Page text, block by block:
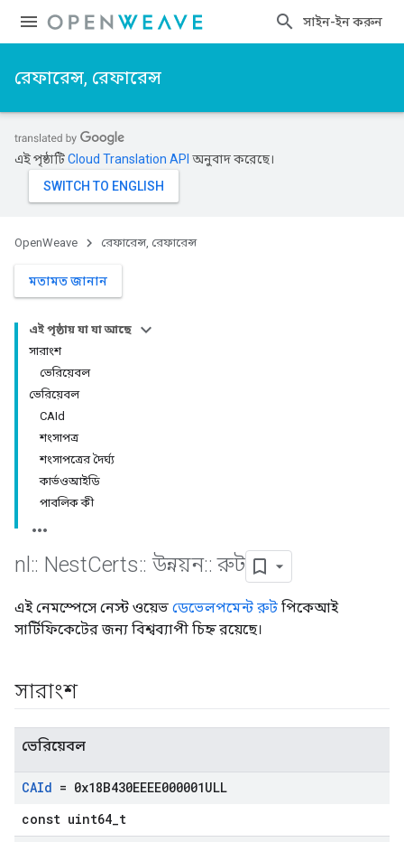
সাইন-ইন করুন
রেফারেন্স, রেফারেন্স
এই পৃষ্ঠাটিCloud Translation API অনুবাদ করেছে।
OpenWeave রেফারেন্স, রেফারেন্স
মতামত জানান
এই পৃষ্ঠায় যা যা আছে
সারাংশ
ভেরিয়েবল
ভেরিয়েবল
CAId
শংসাপত্র
শংসাপত্রের দৈর্ঘ্য
কার্ভওআইডি
পাবলিক কী
nl :: NestCerts:: উন্নয়ন:: রুট
এই নেমস্পেসে নেস্ট ওয়েভ ডেভেলপমেন্ট রুট পিকেআই
সার্টিফিকেটের জন্য বিশ্বব্যাপী চিহ্ন রয়েছে।
সারাংশ
ভেরিয়েবল
CAId = 0x18B430EEEE000001ULL
const uint64_t